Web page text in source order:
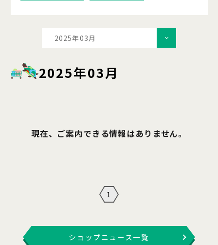
2025年03月
2025年03月
現在、ご案内できる情報はありません。
1
ショップニュース一覧